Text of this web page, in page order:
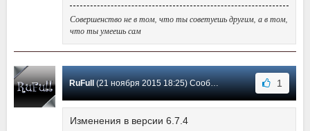
Совершенство не в том, что ты советуешь другим, а в том,
что ты умеешь сам
RuFull (21 ноября 2015 18:25) Сообщение #19 1
Изменения в версии 6.7.4